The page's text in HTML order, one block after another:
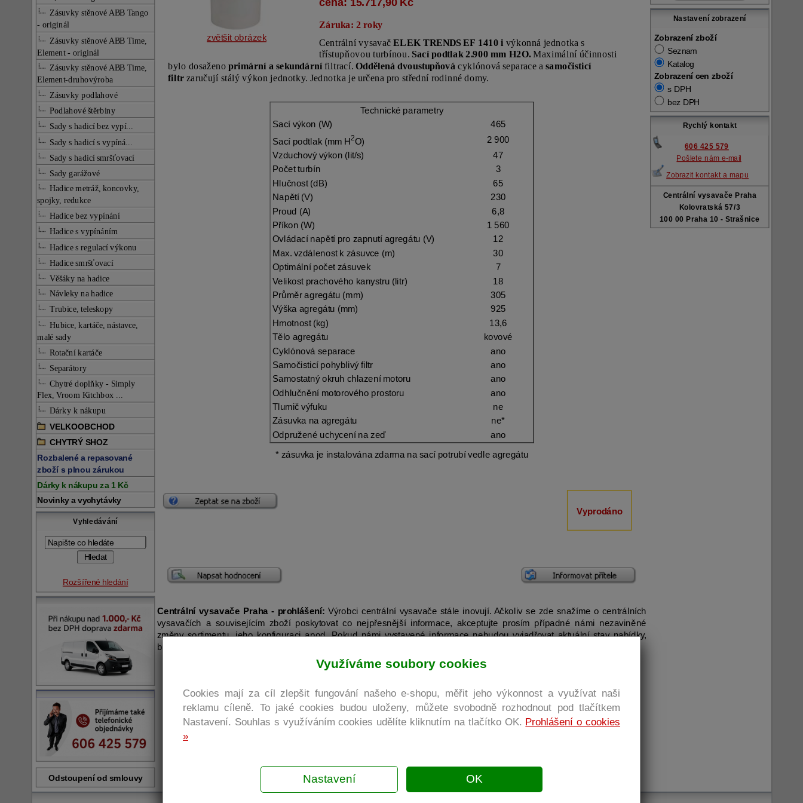
Využíváme soubory cookies
Cookies mají za cíl zlepšit fungování našeho e-shopu, měřit jeho výkonnost a využívat naši
reklamu cíleně. To jaké cookies budou uloženy, můžete svobodně rozhodnout pod tlačítkem
Nastavení. Souhlas s využíváním cookies udělíte kliknutím na tlačítko OK. Prohlášení o cookies
»
Nastavení OK
Zásuvky stěnové ABB Tango
- originál
Zásuvky stěnové ABB Time,
Element - originál
Zásuvky stěnové ABB Time,
Element-druhovýroba
Zásuvky podlahové
Podlahové štěrbiny
Sady s hadicí bez vypí...
Sady s hadicí s vypíná...
Sady s hadicí smršťovací
Sady garážové
Hadice metráž, koncovky,
spojky, redukce
Hadice bez vypínání
Hadice s vypínáním
Hadice s regulací výkonu
Hadice smršťovací
Věšáky na hadice
Návleky na hadice
Trubice, teleskopy
Hubice, kartáče, nástavce,
malé sady
Rotační kartáče
Separátory
Chytré doplňky - Simply
Flex, Vroom Kitchbox ...
Dárky k nákupu
VELKOOBCHOD
CHYTRÝ SHOZ
Rozbalené a repasované
zboží s plnou zárukou
Dárky k nákupu za 1 Kč
Novinky a vychytávky
Vyhledávání
Rozšířené hledání
Odstoupení od smlouvy
zvětšit obrázek
cena: 15.717,90 Kč
Záruka: 2 roky
Centrální vysavač ELEK TRENDS EF 1410 i výkonná jednotka s
třístupňovou turbínou. Sací podtlak 2.900 mm H2O.Maximální účinnosti
bylo dosaženo primární a sekundárnífiltrací. Oddělená dvoustupňová cyklónová separace a samočisticí
filtr zaručují stálý výkon jednotky. Jednotka je určena pro střední rodinné domy.
Technické parametry
Sací výkon (W)
465
Sací podtlak (mm H2O)
2 900
Vzduchový výkon (lit/s)
47
Počet turbín
3
Hlučnost (dB)
65
Napětí (V)
230
Proud (A)
6,8
Příkon (W)
1 560
Ovládací napětí pro zapnutí agregátu (V)
12
Max. vzdálenost k zásuvce (m)
30
Optimální počet zásuvek
7
Velikost prachového kanystru (litr)
18
Průměr agregátu (mm)
305
Výška agregátu (mm)
925
Hmotnost (kg)
13,6
Tělo agregátu
kovové
Cyklónová separace ano
Samočisticí pohyblivý filtr
ano
Samostatný okruh chlazení motoru
ano
Odhlučnění motorového prostoru
ano
Tlumič výfuku
ne
Zásuvka na agregátu
ne*
Odpružené uchycení na zeď
ano
* zásuvka je instalována zdarma na sací potrubí vedle agregátu
Vyprodáno
Centrální vysavače Praha - prohlášení: Výrobci centrální vysavače stále inovují. Ačkoliv se zde snažíme o centrálních
vysavačích a souvisejícím zboží poskytovat co nejpřesnější informace, akceptujte prosím případné námi nezaviněné
změny sortimentu, jeho konfiguraci apod. Pokud námi vystavené informace nebudou vyjadřovat aktuální stav nabídky,
budeme Vás informovat.
Nastavení zobrazení
Zobrazení zboží
Seznam
Katalog
Zobrazení cen zboží
s DPH
bez DPH
Rychlý kontakt
606 425 579
Pošlete nám e-mail
Zobrazit kontakt a mapu
Centrální vysavače Praha
Kolovratská 57/3
100 00 Praha 10 - Strašnice